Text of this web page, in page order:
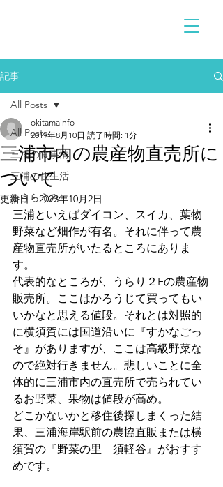
記事
All Posts
三浦の食事情
三浦の住生活
みうらうみ
All Posts
三浦市内の農産物直売所に
ついて
okitamainfo
2019年8月10日 読了時間: 1分
更新日：2023年10月2日
三浦といえばダイコン、スイカ、葉物
野菜など畑作が有名。それに伴って農
産物直売所がいたるところにありま
す。
代表的なところが、うらり２Fの農産物
販売所。ここはかろうじて買ってもい
いかなと思える値段。それとは対照的
に横須賀には国道沿いに『すかなごっ
そ』がありますが、ここは高級野菜な
ので絶対行きません。悲しいことに全
体的に三浦市内の直売所で売られてい
るお野菜、果物は値段が高め。
どこかないかと移住後探しまくった結
果、三浦海岸駅前の農協直販または横
須賀の『野菜の里　須軽谷』がおすす
めです。